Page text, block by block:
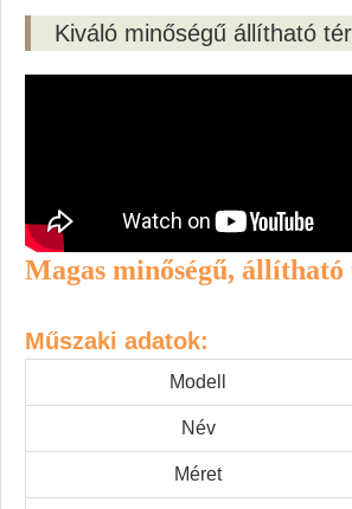
Kiváló minőségű állítható
Magas minőségű,
Műszaki adatok:
Modell
Név
Méret